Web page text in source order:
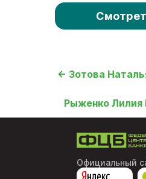
← Зотова
Рыженко
Официальный